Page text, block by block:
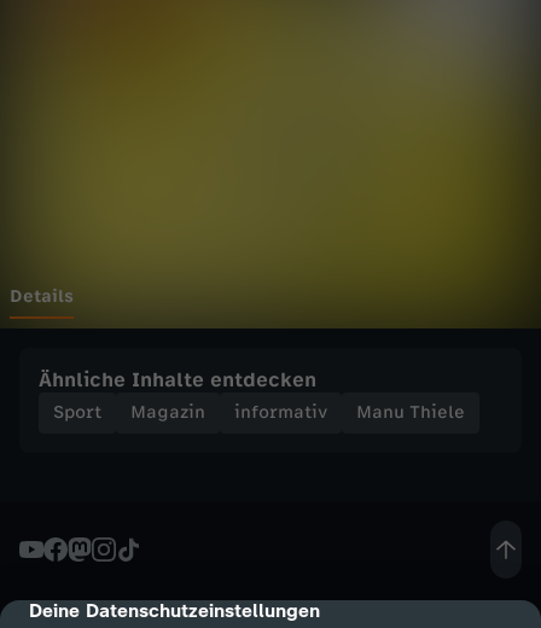
cmp-dialog-description
Deine Datenschutzeinstellungen
a
l
n
d
Details
Ähnliche Inhalte entdecken
Sport Magazin informativ Manu Thiele